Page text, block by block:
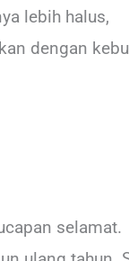
lebih halus,
dengan
selamat.